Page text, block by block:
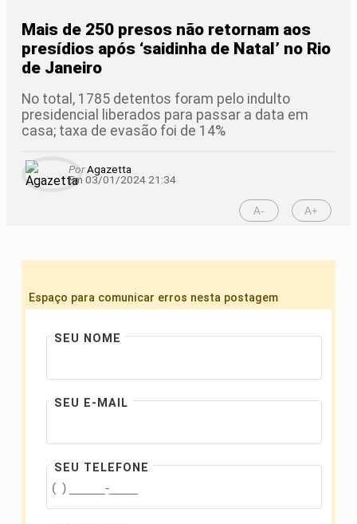
Mais de 250 presos não retornam aos
presídios após ‘saidinha de Natal’ no Rio
de Janeiro
No total, 1785 detentos foram pelo indulto
presidencial liberados para passar a data em
casa; taxa de evasão foi de 14%
PorAgazetta
Em 03/01/2024 21:34
A- A+
Espaço para comunicar erros nesta postagem
SEU NOME
SEU E-MAIL
SEU TELEFONE